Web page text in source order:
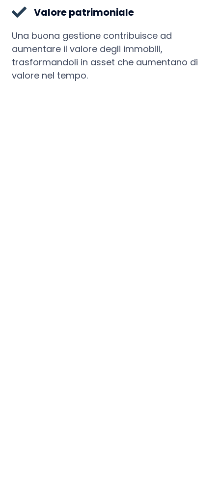
Valore patrimoniale
Una buona gestione contribuisce ad
aumentare il valore degli immobili,
trasformandoli in asset che aumentano di
valore nel tempo.